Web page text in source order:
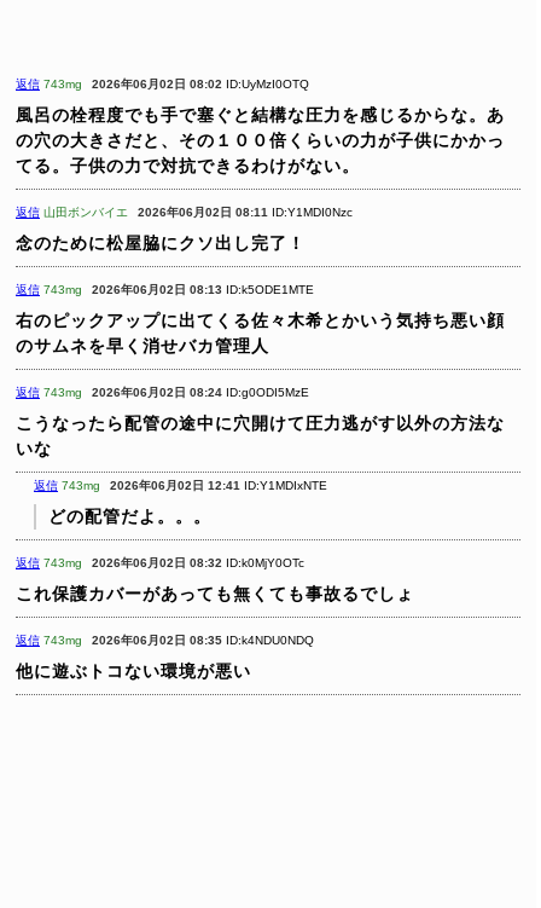
返信 743mg 2026年06月02日 08:02 ID:UyMzI0OTQ
風呂の栓程度でも手で塞ぐと結構な圧力を感じるからな。あ
の穴の大きさだと、その１００倍くらいの力が子供にかかっ
てる。子供の力で対抗できるわけがない。
返信 山田ボンバイエ 2026年06月02日 08:11 ID:Y1MDI0Nzc
念のために松屋脇にクソ出し完了！
返信 743mg 2026年06月02日 08:13 ID:k5ODE1MTE
右のピックアップに出てくる佐々木希とかいう気持ち悪い顔
のサムネを早く消せバカ管理人
返信 743mg 2026年06月02日 08:24 ID:g0ODI5MzE
こうなったら配管の途中に穴開けて圧力逃がす以外の方法な
いな
返信 743mg 2026年06月02日 12:41 ID:Y1MDIxNTE
どの配管だよ。。。
返信 743mg 2026年06月02日 08:32 ID:k0MjY0OTc
これ保護カバーがあっても無くても事故るでしょ
返信 743mg 2026年06月02日 08:35 ID:k4NDU0NDQ
他に遊ぶトコない環境が悪い